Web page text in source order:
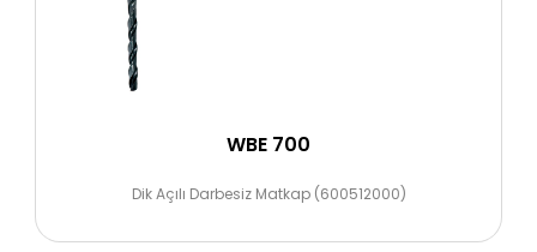
WBE 700
Dik Açılı Darbesiz Matkap (600512000)